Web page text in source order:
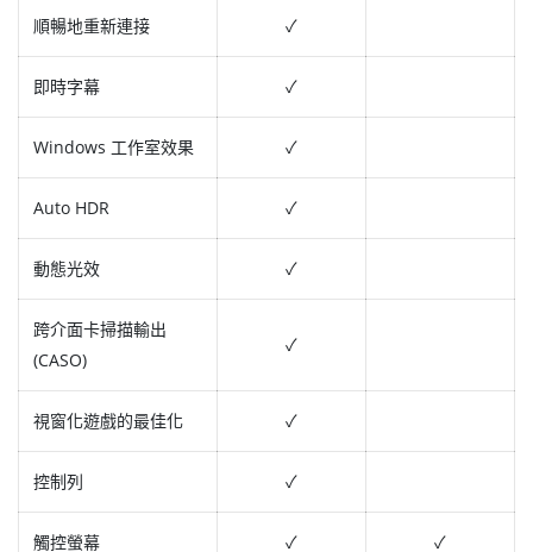
順暢地重新連接 ✓
即時字幕 ✓
Windows 工作室效果 ✓
Auto HDR ✓
動態光效 ✓
跨介面卡掃描輸出
(CASO)
✓
視窗化遊戲的最佳化 ✓
控制列 ✓
觸控螢幕 ✓ ✓